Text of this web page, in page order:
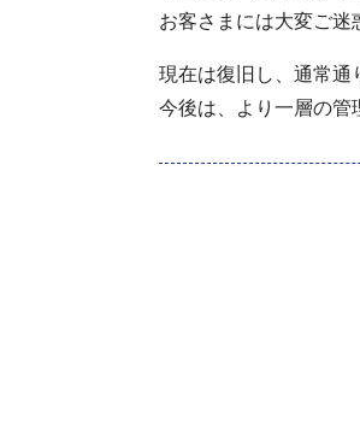
お客さまには大変ご迷
現在は復旧し、通常通
今後は、より一層の管